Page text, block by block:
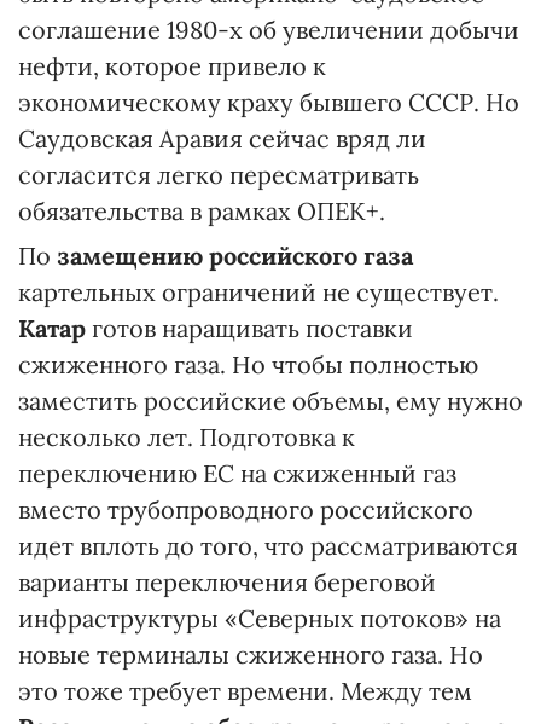
соглашение 1980-х об увеличении добычи
нефти, которое привело к
экономическому краху бывшего СССР. Но
Саудовская Аравия сейчас вряд ли
согласится легко пересматривать
обязательства в рамках ОПЕК+.
По замещению российского газа
картельных ограничений не существует.
Катар готов наращивать поставки
сжиженного газа. Но чтобы полностью
заместить российские объемы, ему нужно
несколько лет. Подготовка к
переключению ЕС на сжиженный газ
вместо трубопроводного российского
идет вплоть до того, что рассматриваются
варианты переключения береговой
инфраструктуры «Северных потоков» на
новые терминалы сжиженного газа. Но
это тоже требует времени. Между тем